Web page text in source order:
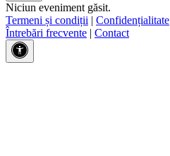
Niciun eveniment găsit.
Termeni și condiții | Confidențialitate
Întrebări frecvente | Contact